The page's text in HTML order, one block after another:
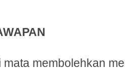
mata membolehkan